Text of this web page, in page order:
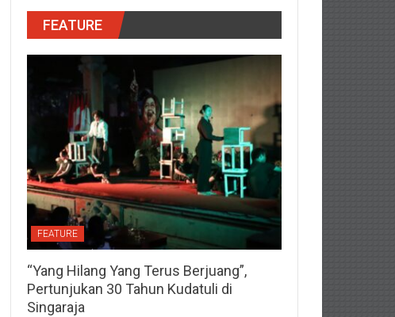
FEATURE
FEATURE
“Yang Hilang Yang Terus Berjuang”,
Pertunjukan 30 Tahun Kudatuli di
Singaraja